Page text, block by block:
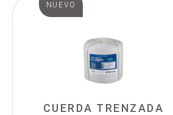
NUEVO
CUERDA TRENZADA